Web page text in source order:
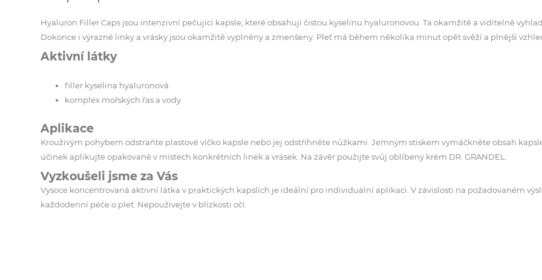
Hyaluron Filler Caps jsou intenzivní pečující kapsle, které obsahují čistou kyselinu hyaluronovou. Ta okamžitě a viditelně
Dokonce i výrazné linky a vrásky jsou okamžitě vyplněny a zmenšeny. Pleť má během několika minut opět svěží a plnější
​Aktivní látky
filler kyselina hyaluronová
komplex mořských řas a vody
Aplikace
Krouživým pohybem odstraňte plastové víčko kapsle nebo jej odstřihněte nůžkami. Jemným stiskem vymáčkněte obsah
účinek aplikujte opakovaně v místech konkrétních linek a vrásek. Na závěr použijte svůj oblíbený krém DR. GRANDEL.
​Vyzkoušeli jsme za Vás
Vysoce koncentrovaná aktivní látka v praktických kapslích je ideální pro individuální aplikaci. V závislosti na požadovaném
každodenní péče o pleť. Nepoužívejte v blízkosti očí.